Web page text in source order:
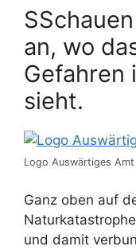
an, wo
Gefahren
sieht.
Logo Auswärtiges Amt
Ganz oben auf
und damit